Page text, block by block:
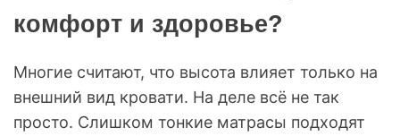
комфорт и здоровье?
Многие считают, что высота влияет только на
внешний вид кровати. На деле всё не так
просто. Слишком тонкие матрасы подходят